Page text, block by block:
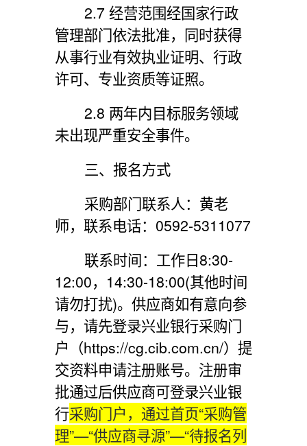
2.7 经营范围经国家行政
管理部门依法批准，同时获得
从事行业有效执业证明、行政
许可、专业资质等证照。
2.8 两年内目标服务领域
未出现严重安全事件。
三、报名方式
采购部门联系人：黄老
师，联系电话： 0592-5311077
联系时间：工作日8:30-
12:00， 14:30-18:00(其他时间
请勿打扰)。供应商如有意向参
与，请先登录兴业银行采购门
户（https://cg.cib.com.cn/）提
交资料申请注册账号。注册审
批通过后供应商可登录兴业银
行采购门户，通过首页“采购管
理”—“供应商寻源”—“待报名列